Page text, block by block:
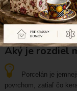
Porcelán
Aký je rozdiel
Porcelán je
povrchom, zatiaľ čo